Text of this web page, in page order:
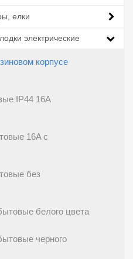
елки
электрические
корпусе
IP44 16А
16A с
без
белого цвета
черного